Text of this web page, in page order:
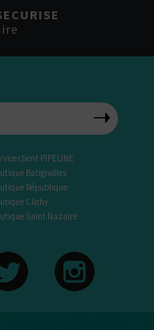
client PIPELINE
Batignolles
République
Clichy
Saint Nazaire